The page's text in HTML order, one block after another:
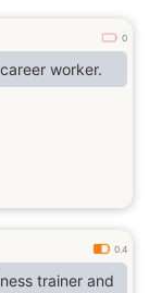
0
worker.
0.4
trainer and